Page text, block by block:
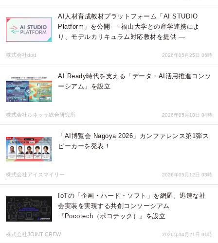
AI人材育成教材プラットフォーム「AI STUDIO
Platform」を公開 ― 福山大学との産学連携によ
り、モデルカリキュラム対応教材を提供 ―
株式会社dott 2026年05月25日 06時
AI Ready時代を支える「データ・AI活用推進コンソ
ーシアム」を設立
株式会社ルネッサ総合研究所 2026年05月18日 04時
「AI博覧会 Nagoya 2026」カンファレンス第1弾ス
ピーカーを発表！
株式会社アイスマイリー 2026年05月12日 03時
IoTの「企画・ハード・ソフト」を網羅。迅速な社
会実装を実現する共創コンソーシアム
『Pocotech（ポコテック）』を設立
株式会社JOINT CREW 2026年04月21日 01時